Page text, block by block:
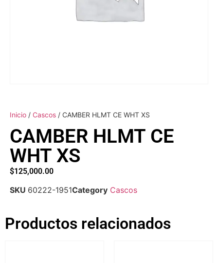
Inicio / Cascos / CAMBER HLMT CE WHT XS
CAMBER HLMT CE
WHT XS
$125,000.00
SKU 60222-1951Category Cascos
Productos relacionados